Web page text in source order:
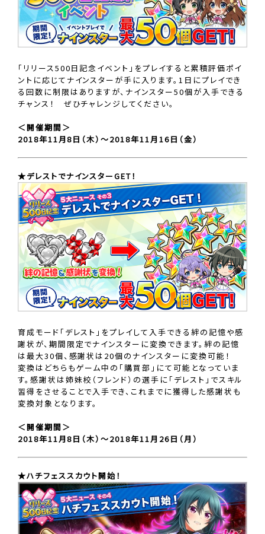
「リリース500日記念イベント」をプレイすると累積評価ポイ
ントに応じてナインスターが手に入ります。1日にプレイでき
る回数に制限はありますが、ナインスター50個が入手できる
チャンス！ ぜひチャレンジしてください。
＜開催期間＞
2018年11月8日（木）〜2018年11月16日（金）
★デレストでナインスターGET！
育成モード「デレスト」をプレイして入手できる絆の記憶や感
謝状が、期間限定でナインスターに変換できます。絆の記憶
は最大30個、感謝状は20個のナインスターに変換可能！
変換はどちらもゲーム中の「購買部」にて可能となっていま
す。感謝状は姉妹校（フレンド）の選手に「デレスト」でスキル
習得をさせることで入手でき、これまでに獲得した感謝状も
変換対象となります。
＜開催期間＞
2018年11月8日（木）〜2018年11月26日（月）
★ハチフェススカウト開始！